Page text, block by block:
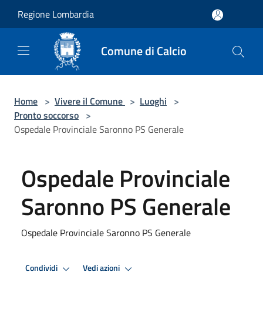
Regione Lombardia
Comune di Calcio
Home > Vivere il Comune > Luoghi >
Pronto soccorso >
Ospedale Provinciale Saronno PS Generale
Ospedale Provinciale
Saronno PS Generale
Ospedale Provinciale Saronno PS Generale
Condividi Vedi azioni